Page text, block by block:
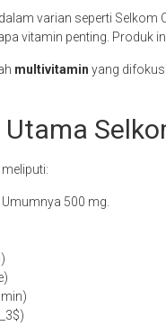
varian seperti Selkom
vitamin penting. Produk
multivitamin yang
Umumnya 500 mg.